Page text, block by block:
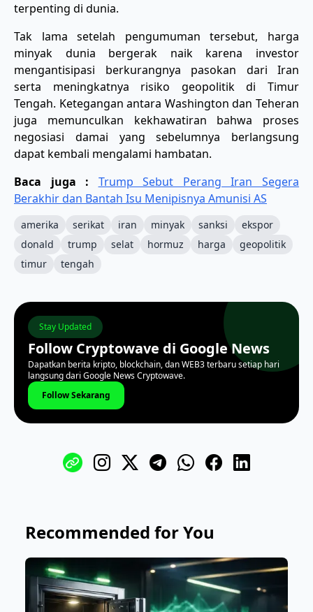
terpenting di dunia.
Tak lama setelah pengumuman tersebut, harga
minyak dunia bergerak naik karena investor
mengantisipasi berkurangnya pasokan dari Iran
serta meningkatnya risiko geopolitik di Timur
Tengah. Ketegangan antara Washington dan Teheran
juga memunculkan kekhawatiran bahwa proses
negosiasi damai yang sebelumnya berlangsung
dapat kembali mengalami hambatan.
Baca juga : Trump Sebut Perang Iran Segera
Berakhir dan Bantah Isu Menipisnya Amunisi AS
amerika serikat iran minyak sanksi
ekspor
donald
trump selat hormuz harga
geopolitik
timur
tengah
Stay Updated
Follow Cryptowave di Google News
Dapatkan berita kripto, blockchain, dan WEB3 terbaru setiap hari
langsung dari Google News Cryptowave.
Follow Sekarang
Recommended for You